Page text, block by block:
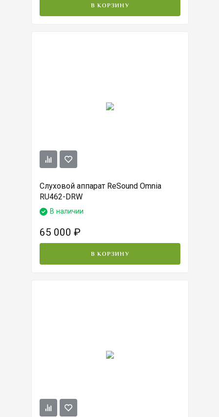
В КОРЗИНУ
Слуховой аппарат ReSound Omnia
RU462-DRW
В наличии
65 000 ₽
В КОРЗИНУ